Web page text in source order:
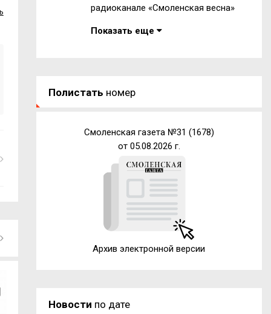
радиоканале «Смоленская весна»
Показать еще
Полистать номер
Смоленская газета №31 (1678)
от 05.08.2026 г.
Архив электронной версии
Новости по дате